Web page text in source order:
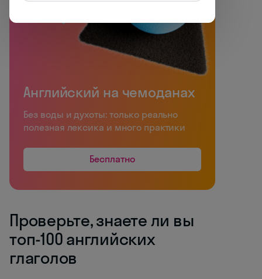
Английский на чемоданах
Без воды и духоты: только реально
полезная лексика и много практики
Бесплатно
Проверьте, знаете ли вы
топ-100 английских
глаголов